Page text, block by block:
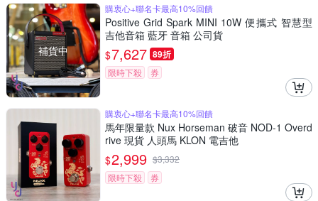
補貨中
購衷心+聯名卡最高10%回饋
Positive Grid Spark MINI 10W 便攜式 智慧型
吉他音箱 藍牙 音箱 公司貨
$7,627 89折
限時下殺 券
購衷心+聯名卡最高10%回饋
馬年限量款 Nux Horseman 破音 NOD-1 Overd
rive 現貨 人頭馬 KLON 電吉他
$2,999 $3,332
限時下殺
券